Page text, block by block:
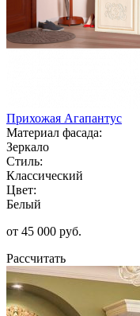
Прихожая Агапантус
Материал фасада:
Зеркало
Стиль:
Классический
Цвет:
Белый
от 45 000 руб.
Рассчитать